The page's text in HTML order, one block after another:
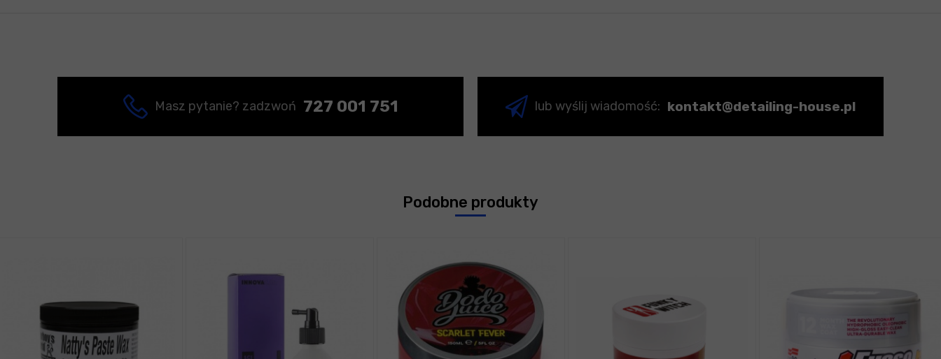
Masz pytanie? zadzwoń 727 001 751 lub wyślij wiadomość: kontakt@detailing-house.pl
Podobne produkty